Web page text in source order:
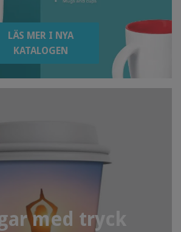
LÄS MER I NYA
KATALOGEN
med tryck